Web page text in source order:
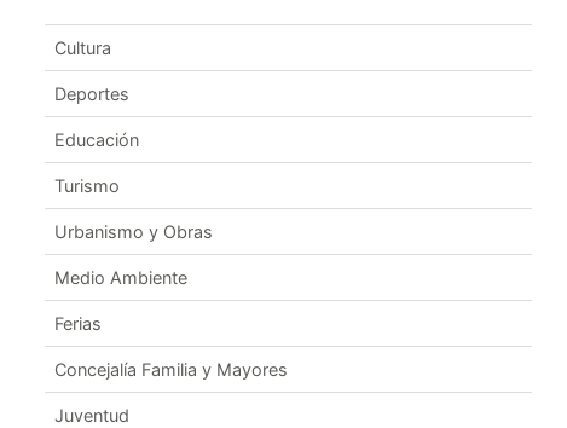
Cultura
Deportes
Educación
Turismo
Urbanismo y Obras
Medio Ambiente
Ferias
Concejalía Familia y Mayores
Juventud